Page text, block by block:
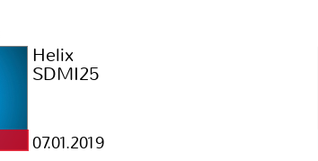
Helix
SDMI25
07.01.2019